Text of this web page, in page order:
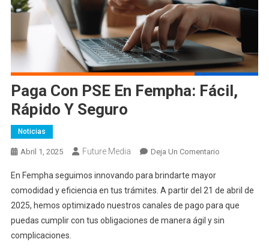
Paga Con PSE En Fempha: Fácil,
Rápido Y Seguro
Noticias
Abril 1, 2025 Future Media Deja Un ComentarioEn
PSE
En
Fempha:
En Fempha seguimos innovando para brindarte mayor
comodidad y eficiencia en tus trámites. A partir del 21 de abril de
2025, hemos optimizado nuestros canales de pago para que
puedas cumplir con tus obligaciones de manera ágil y sin
complicaciones.